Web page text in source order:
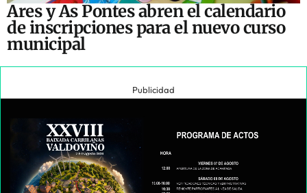
Ares y As Pontes abren el calendario
de inscripciones para el nuevo curso
municipal
Publicidad